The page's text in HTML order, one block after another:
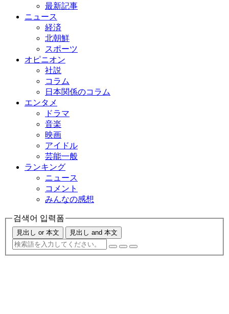
最新記事
ニュース
経済
北朝鮮
スポーツ
オピニオン
社説
コラム
日本関係のコラム
エンタメ
ドラマ
音楽
映画
アイドル
芸能一般
ランキング
ニュース
コメント
みんなの感想
검색어 입력폼
見出し or 本文 見出し and 本文